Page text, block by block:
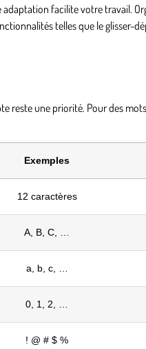
facilite votre travail.
telles que le glisser-
reste une priorité. Pour des
Exemples
12 caractères
A, B, C, …
a, b, c, …
0, 1, 2, …
! @ # $ %